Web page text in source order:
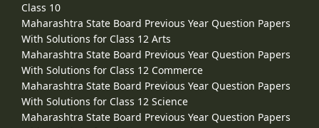
Class 10
Maharashtra State Board Previous Year Question Papers
With Solutions for Class 12 Arts
Maharashtra State Board Previous Year Question Papers
With Solutions for Class 12 Commerce
Maharashtra State Board Previous Year Question Papers
With Solutions for Class 12 Science
Maharashtra State Board Previous Year Question Papers